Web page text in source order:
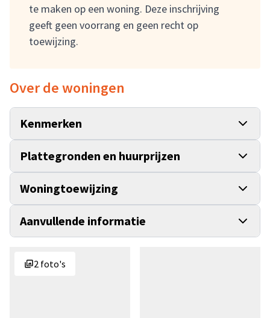
te maken op een woning. Deze inschrijving
geeft geen voorrang en geen recht op
toewijzing.
Over de woningen
Kenmerken
Plattegronden en huurprijzen
Woningtoewijzing
Aanvullende informatie
2 foto's